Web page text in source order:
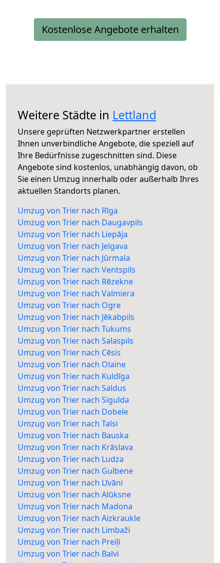
Kostenlose Angebote erhalten
Weitere Städte in Lettland
Unsere geprüften Netzwerkpartner erstellen
Ihnen unverbindliche Angebote, die speziell auf
Ihre Bedürfnisse zugeschnitten sind. Diese
Angebote sind kostenlos, unabhängig davon, ob
Sie einen Umzug innerhalb oder außerhalb Ihres
aktuellen Standorts planen.
Umzug von Trier nach Rīga
Umzug von Trier nach Daugavpils
Umzug von Trier nach Liepāja
Umzug von Trier nach Jelgava
Umzug von Trier nach Jūrmala
Umzug von Trier nach Ventspils
Umzug von Trier nach Rēzekne
Umzug von Trier nach Valmiera
Umzug von Trier nach Ogre
Umzug von Trier nach Jēkabpils
Umzug von Trier nach Tukums
Umzug von Trier nach Salaspils
Umzug von Trier nach Cēsis
Umzug von Trier nach Olaine
Umzug von Trier nach Kuldīga
Umzug von Trier nach Saldus
Umzug von Trier nach Sigulda
Umzug von Trier nach Dobele
Umzug von Trier nach Talsi
Umzug von Trier nach Bauska
Umzug von Trier nach Krāslava
Umzug von Trier nach Ludza
Umzug von Trier nach Gulbene
Umzug von Trier nach Līvāni
Umzug von Trier nach Alūksne
Umzug von Trier nach Madona
Umzug von Trier nach Aizkraukle
Umzug von Trier nach Limbaži
Umzug von Trier nach Preiļi
Umzug von Trier nach Balvi